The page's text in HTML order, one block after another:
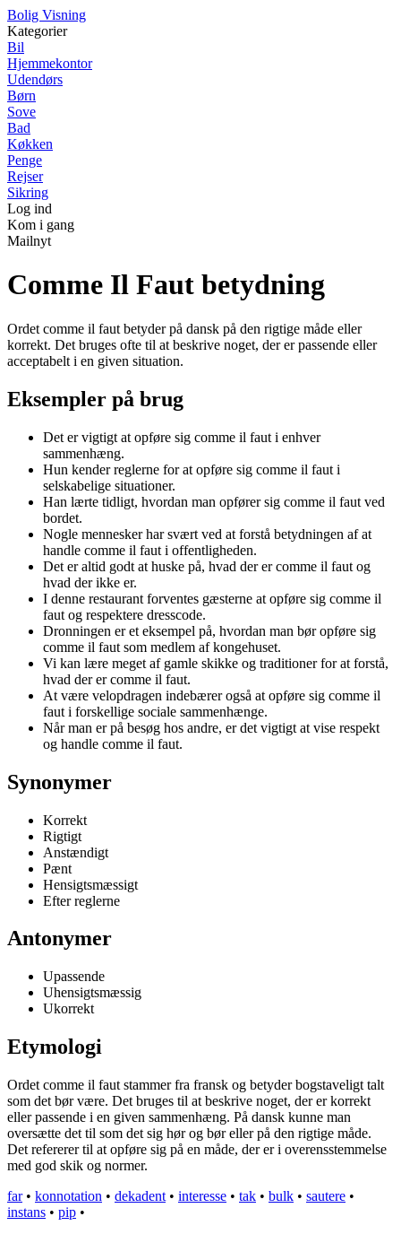
Bolig Visning
Kategorier
Bil
Hjemmekontor
Udendørs
Børn
Sove
Bad
Køkken
Penge
Rejser
Sikring
Log ind
Kom i gang
Mailnyt
Comme Il Faut betydning
Ordet comme il faut betyder på dansk på den rigtige måde eller
korrekt. Det bruges ofte til at beskrive noget, der er passende eller
acceptabelt i en given situation.
Eksempler på brug
Det er vigtigt at opføre sig comme il faut i enhver
sammenhæng.
Hun kender reglerne for at opføre sig comme il faut i
selskabelige situationer.
Han lærte tidligt, hvordan man opfører sig comme il faut ved
bordet.
Nogle mennesker har svært ved at forstå betydningen af at
handle comme il faut i offentligheden.
Det er altid godt at huske på, hvad der er comme il faut og
hvad der ikke er.
I denne restaurant forventes gæsterne at opføre sig comme il
faut og respektere dresscode.
Dronningen er et eksempel på, hvordan man bør opføre sig
comme il faut som medlem af kongehuset.
Vi kan lære meget af gamle skikke og traditioner for at forstå,
hvad der er comme il faut.
At være velopdragen indebærer også at opføre sig comme il
faut i forskellige sociale sammenhænge.
Når man er på besøg hos andre, er det vigtigt at vise respekt
og handle comme il faut.
Synonymer
Korrekt
Rigtigt
Anstændigt
Pænt
Hensigtsmæssigt
Efter reglerne
Antonymer
Upassende
Uhensigtsmæssig
Ukorrekt
Etymologi
Ordet comme il faut stammer fra fransk og betyder bogstaveligt talt
som det bør være. Det bruges til at beskrive noget, der er korrekt
eller passende i en given sammenhæng. På dansk kunne man
oversætte det til som det sig hør og bør eller på den rigtige måde.
Det refererer til at opføre sig på en måde, der er i overensstemmelse
med god skik og normer.
far• konnotation • dekadent • interesse • tak • bulk • sautere •
instans • pip •